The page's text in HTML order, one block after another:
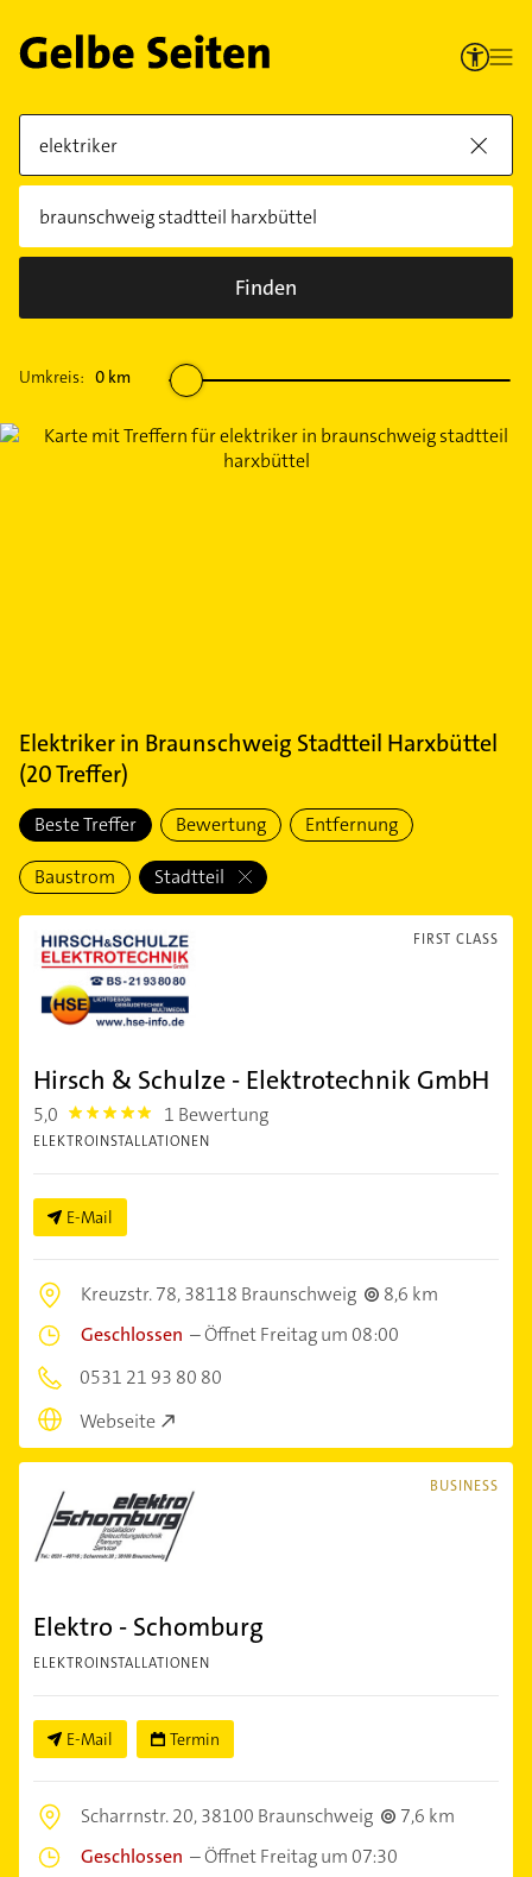
Finden
Umkreis: 0 km
Elektrikerin Braunschweig Stadtteil Harxbüttel
(20Treffer)
Beste Treffer Bewertung Entfernung
Baustrom Stadtteil
FIRST CLASS
Hirsch & Schulze - Elektrotechnik GmbH
5,0 5.0 1 Bewertung
ELEKTROINSTALLATIONEN
E-Mail
Kreuzstr. 78,38118 Braunschweig
8,6 km
Geschlossen –Öffnet Freitag um 08:00
0531 21 93 80 80
Webseite
BUSINESS
Elektro - Schomburg
ELEKTROINSTALLATIONEN
E-Mail Termin
Scharrnstr. 20,38100 Braunschweig
7,6 km
Geschlossen –Öffnet Freitag um 07:30